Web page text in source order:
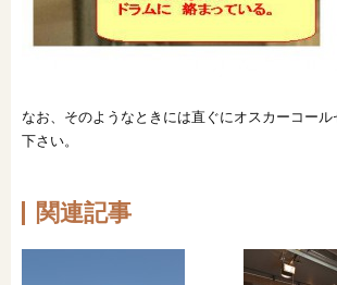
なお、そのようなときには直ぐにオスカーコー
下さい。
関連記事